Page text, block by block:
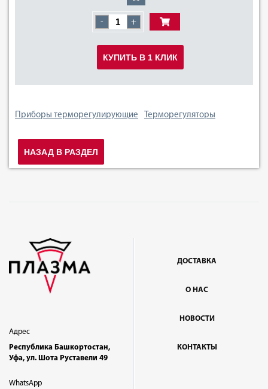
- +
КУПИТЬ В 1 КЛИК
Приборы терморегулирующие Терморегуляторы
НАЗАД В РАЗДЕЛ
Адрес
Республика Башкортостан,
Уфа, ул. Шота Руставели 49
WhatsApp
ДОСТАВКА
О НАС
НОВОСТИ
КОНТАКТЫ